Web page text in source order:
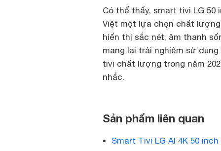
Có thể thấy, smart tivi LG 50
Việt một lựa chọn chất
hiển thị sắc nét, âm thanh
mang lại trải nghiệm sử
tivi chất lượng trong năm
nhắc.
Sản phẩm liên quan
Smart Tivi LG AI 4K 50 inch